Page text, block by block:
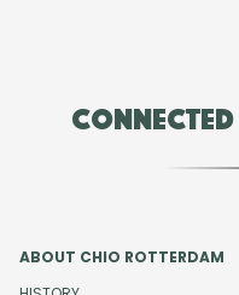
ABOUT CHIO ROTTERDAM